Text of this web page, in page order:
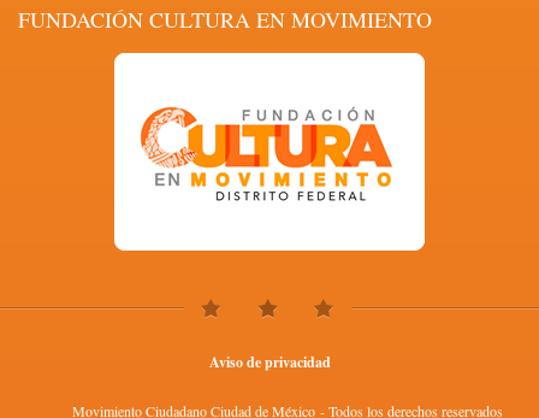
FUNDACIÓN CULTURA EN MOVIMIENTO
Aviso de privacidad
Movimiento Ciudadano Ciudad de México - Todos los derechos reservados